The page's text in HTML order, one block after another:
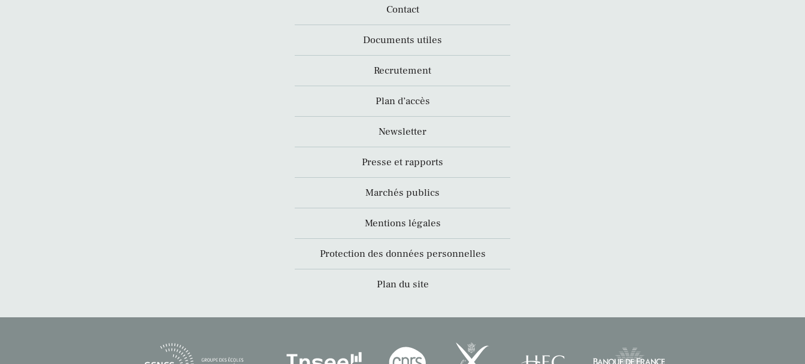
Contact
Documents utiles
Recrutement
Plan d’accès
Newsletter
Presse et rapports
Marchés publics
Mentions légales
Protection des données personnelles
Plan du site